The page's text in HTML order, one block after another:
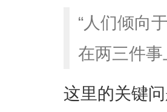
“人们倾向
在两三件事
这里的关键